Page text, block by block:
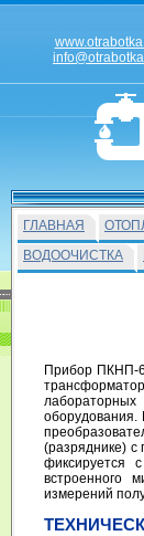
ГЛАВНАЯ
ВОДООЧИСТКА
Прибор ПКНП-
оборудования.
(разряднике) с
фиксируется
встроенного
измерений